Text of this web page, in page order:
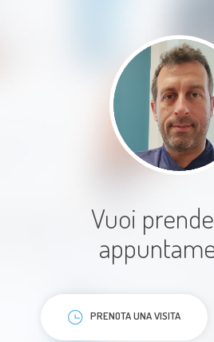
Dott. Bruno persona
empatica, disponibile
professionale .
Esperienza
Vuoi
PRENOTA UNA VISITA